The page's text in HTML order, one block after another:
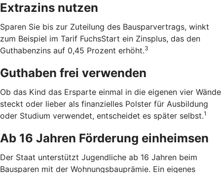
Extrazins nutzen
Sparen Sie bis zur Zuteilung des Bausparvertrags, winkt
zum Beispiel im Tarif FuchsStart ein Zinsplus, das den
Guthabenzins auf 0,45 Prozent erhöht.3
Guthaben frei verwenden
Ob das Kind das Ersparte einmal in die eigenen vier Wände
steckt oder lieber als finanzielles Polster für Ausbildung
oder Studium verwendet, entscheidet es später selbst.1
Ab 16 Jahren Förderung einheimsen
Der Staat unterstützt Jugendliche ab 16 Jahren beim
Bausparen mit der Wohnungsbauprämie. Ein eigenes